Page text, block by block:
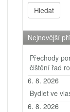
Nejnovější
Přechody
čištění řad
6. 8. 2026
Bydlet ve
6. 8. 2026